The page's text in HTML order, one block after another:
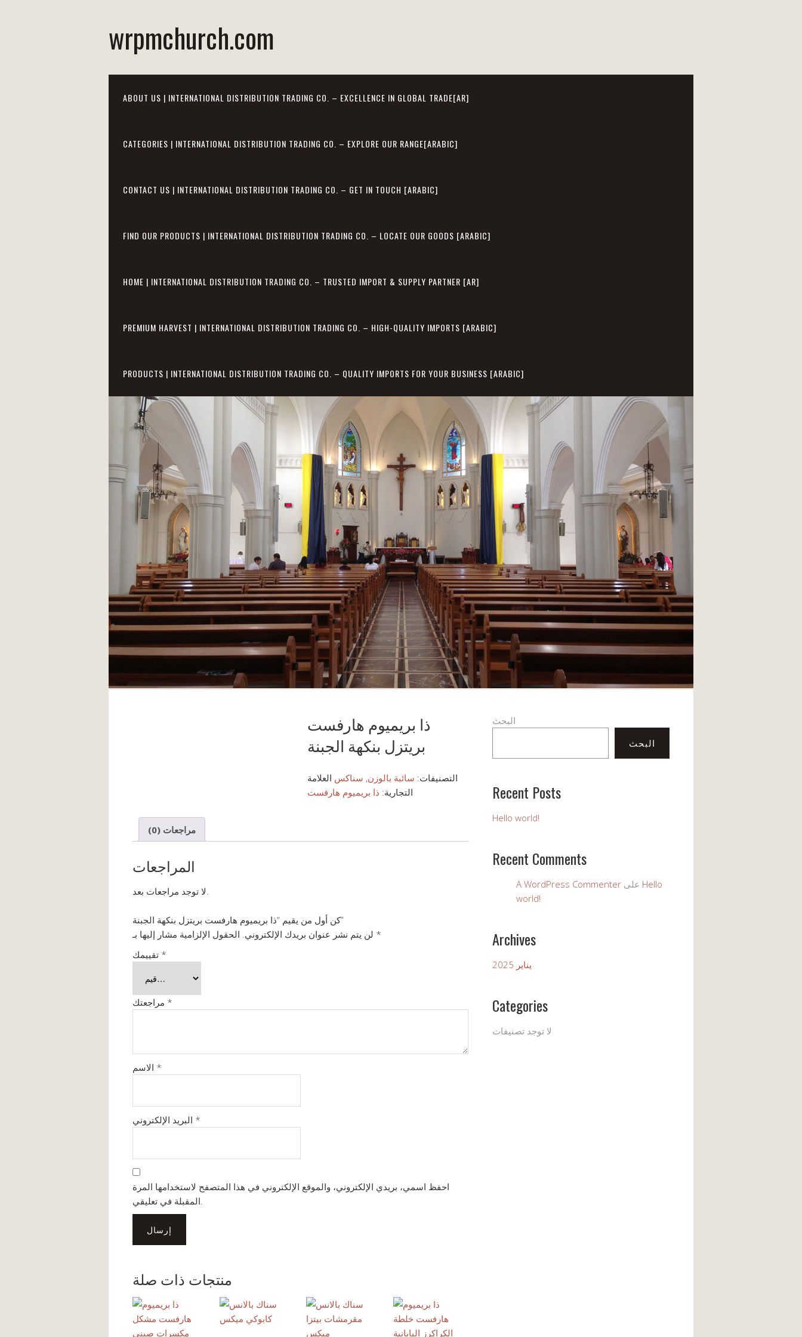
wrpmchurch.com
ABOUT US | INTERNATIONAL DISTRIBUTION TRADING CO. – EXCELLENCE IN GLOBAL TRADE[AR]
CATEGORIES | INTERNATIONAL DISTRIBUTION TRADING CO. – EXPLORE OUR RANGE[ARABIC]
CONTACT US | INTERNATIONAL DISTRIBUTION TRADING CO. – GET IN TOUCH [ARABIC]
FIND OUR PRODUCTS | INTERNATIONAL DISTRIBUTION TRADING CO. – LOCATE OUR GOODS [ARABIC]
HOME | INTERNATIONAL DISTRIBUTION TRADING CO. – TRUSTED IMPORT & SUPPLY PARTNER [AR]
PREMIUM HARVEST | INTERNATIONAL DISTRIBUTION TRADING CO. – HIGH-QUALITY IMPORTS [ARABIC]
PRODUCTS | INTERNATIONAL DISTRIBUTION TRADING CO. – QUALITY IMPORTS FOR YOUR BUSINESS [ARABIC]
ذا بريميوم هارفست
بريتزل بنكهة الجبنة
التصنيفات: سائبة بالوزن, سناكس العلامة
التجارية: ذا بريميوم هارفست
مراجعات (0)
المراجعات
لا توجد مراجعات بعد.
كن أول من يقيم “ذا بريميوم هارفست بريتزل بنكهة الجبنة”
لن يتم نشر عنوان بريدك الإلكتروني. *
*
*
*
*
احفظ اسمي، بريدي الإلكتروني، والموقع الإلكتروني في هذا المتصفح لاستخدامها المرة
المقبلة في تعليقي.
منتجات ذات صلة
البحث
البحث
Recent Posts
Hello world!
Recent Comments
A WordPress Commenter
Hello
world!
Archives
يناير 2025
Categories
لا توجد تصنيفات